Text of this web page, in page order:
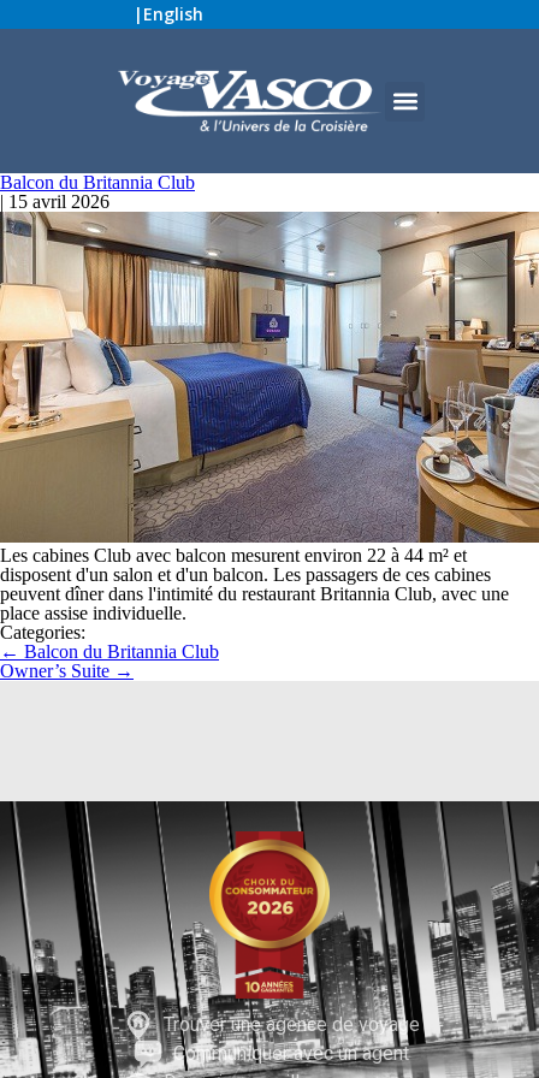
| English
Balcon du Britannia Club
| 15 avril 2026
Les cabines Club avec balcon mesurent environ 22 à 44 m² et
disposent d'un salon et d'un balcon. Les passagers de ces cabines
peuvent dîner dans l'intimité du restaurant Britannia Club, avec une
place assise individuelle.
Categories:
← Balcon du Britannia Club
Owner’s Suite →
Trouver une agence de voyage
Communiquer avec un agent